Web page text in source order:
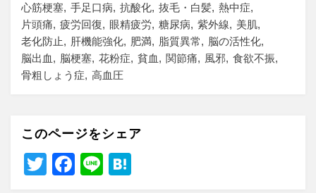
心筋梗塞 手足口病 抗酸化 抜毛・白髪 熱中症
片頭痛
疲労回復 眼精疲労 糖尿病 紫外線
美肌
老化防止
肝機能強化 肥満 脂質異常
脳の活性化
脳出血
脳梗塞 花粉症 貧血 関節痛 風邪 食欲不振
骨粗しょう症
高血圧
このページをシェア
T
F
Li